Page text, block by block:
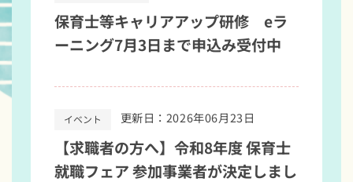
保育士等キャリアアップ研修 eラ
ーニング7月3日まで申込み受付中
イベント 更新日：2026年06月23日
【求職者の方へ】令和8年度 保育士
就職フェア 参加事業者が決定しまし